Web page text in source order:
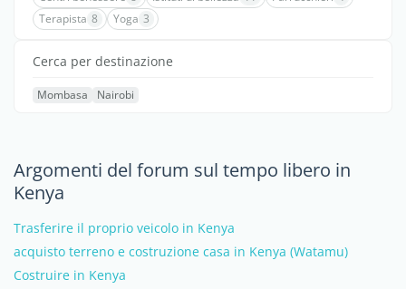
Terapista 8 Yoga 3
Cerca per destinazione
Mombasa Nairobi
Argomenti del forum sul tempo libero in
Kenya
Trasferire il proprio veicolo in Kenya
acquisto terreno e costruzione casa in Kenya (Watamu)
Costruire in Kenya